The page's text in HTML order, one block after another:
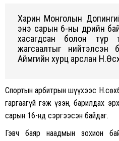
Харин Монголын
энэ сарын 6-ны өдрийн
хасагдсан болон түр
жагсаалтыг нийтэлсэн
Аймгийн хурц арслан
Спортын арбитрын шүүхээс
гаргаагүй гэж үзэн, барилдах
сарын 16-нд сэргээсэн байдаг.
Гэвч баяр наадмын зохион